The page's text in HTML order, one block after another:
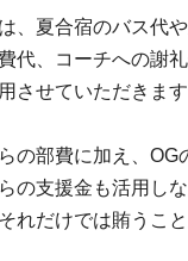
、夏合宿のバス代
代、コーチへの謝
させていただきます
の部費に加え、OG
の支援金も活用し
れだけでは賄うこ